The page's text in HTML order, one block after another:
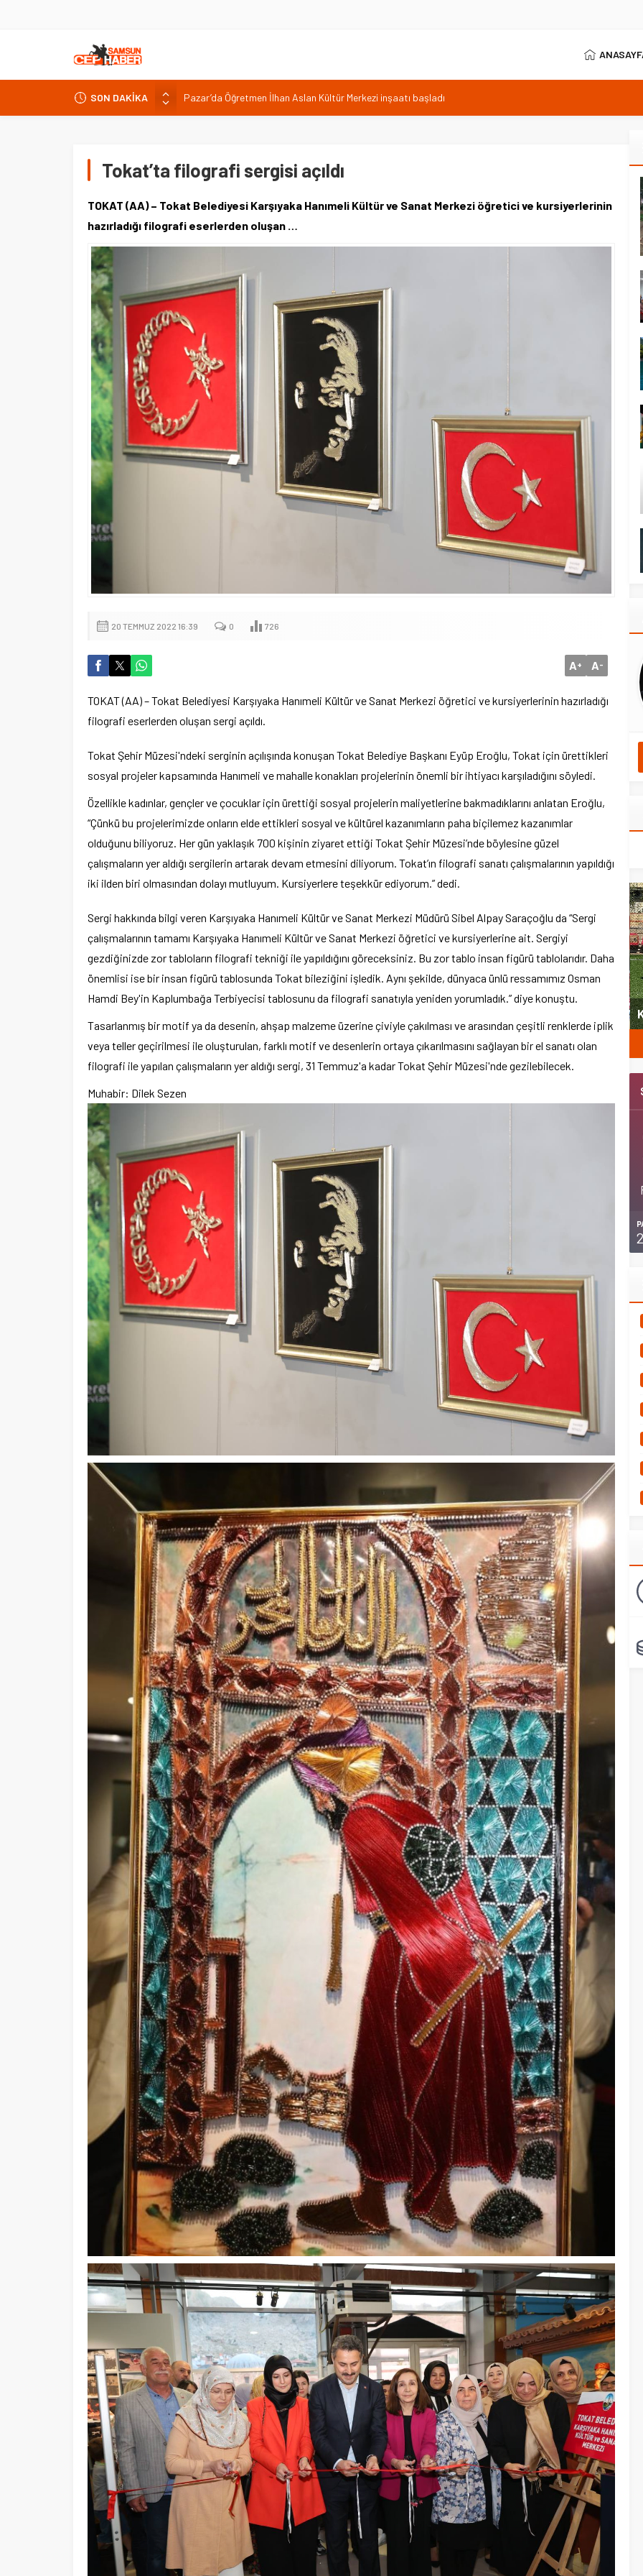
SON DAKİKA
AK Parti Adana İl Başkanı Özkan’dan 25. yıl vurgusu
Yenice Barajı’nda doluluk yüzde 0, Karakuyu’da yüzde 99,8
2026
Pazar’da Öğretmen İlhan Aslan Kültür Merkezi inşaatı başladı
Tokat’ta filografi sergisi açıldı
TOKAT (AA) – Tokat Belediyesi Karşıyaka Hanımeli Kültür ve Sanat Merkezi öğretici ve kursiyerlerinin
hazırladığı filografi eserlerden oluşan …
20 TEMMUZ 2022 16:39 0 726
A+ A-
TOKAT (AA) – Tokat Belediyesi Karşıyaka Hanımeli Kültür ve Sanat Merkezi öğretici ve kursiyerlerinin hazırladığı
filografi eserlerden oluşan sergi açıldı.
Tokat Şehir Müzesi'ndeki serginin açılışında konuşan Tokat Belediye Başkanı Eyüp Eroğlu, Tokat için ürettikleri
sosyal projeler kapsamında Hanımeli ve mahalle konakları projelerinin önemli bir ihtiyacı karşıladığını söyledi.
Özellikle kadınlar, gençler ve çocuklar için ürettiği sosyal projelerin maliyetlerine bakmadıklarını anlatan Eroğlu,
“Çünkü bu projelerimizde onların elde ettikleri sosyal ve kültürel kazanımların paha biçilemez kazanımlar
olduğunu biliyoruz. Her gün yaklaşık 700 kişinin ziyaret ettiği Tokat Şehir Müzesi’nde böylesine güzel
çalışmaların yer aldığı sergilerin artarak devam etmesini diliyorum. Tokat’ın filografi sanatı çalışmalarının yapıldığı
iki ilden biri olmasından dolayı mutluyum. Kursiyerlere teşekkür ediyorum.” dedi.
Sergi hakkında bilgi veren Karşıyaka Hanımeli Kültür ve Sanat Merkezi Müdürü Sibel Alpay Saraçoğlu da “Sergi
çalışmalarının tamamı Karşıyaka Hanımeli Kültür ve Sanat Merkezi öğretici ve kursiyerlerine ait. Sergiyi
gezdiğinizde zor tabloların filografi tekniği ile yapıldığını göreceksiniz. Bu zor tablo insan figürü tablolarıdır. Daha
önemlisi ise bir insan figürü tablosunda Tokat bileziğini işledik. Aynı şekilde, dünyaca ünlü ressamımız Osman
Hamdi Bey'in Kaplumbağa Terbiyecisi tablosunu da filografi sanatıyla yeniden yorumladık.” diye konuştu.
Tasarlanmış bir motif ya da desenin, ahşap malzeme üzerine çiviyle çakılması ve arasından çeşitli renklerde iplik
veya teller geçirilmesi ile oluşturulan, farklı motif ve desenlerin ortaya çıkarılmasını sağlayan bir el sanatı olan
filografi ile yapılan çalışmaların yer aldığı sergi, 31 Temmuz'a kadar Tokat Şehir Müzesi'nde gezilebilecek.
Muhabir: Dilek Sezen
Kulübüne yeni